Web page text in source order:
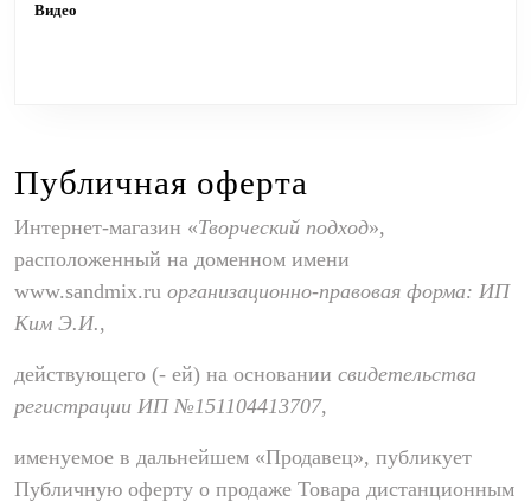
Видео
Публичная оферта
Интернет-магазин «Творческий подход»,
расположенный на доменном имени
www.sandmix.ru организационно-правовая форма: ИП
Ким Э.И.,
действующего (- ей) на основании свидетельства
регистрации ИП №151104413707,
именуемое в дальнейшем «Продавец», публикует
Публичную оферту о продаже Товара дистанционным